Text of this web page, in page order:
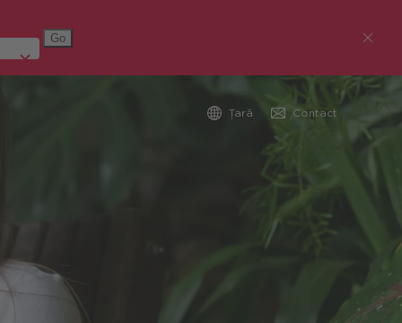
Republica Cehă (čeština)
Global (English)
Țară Contact